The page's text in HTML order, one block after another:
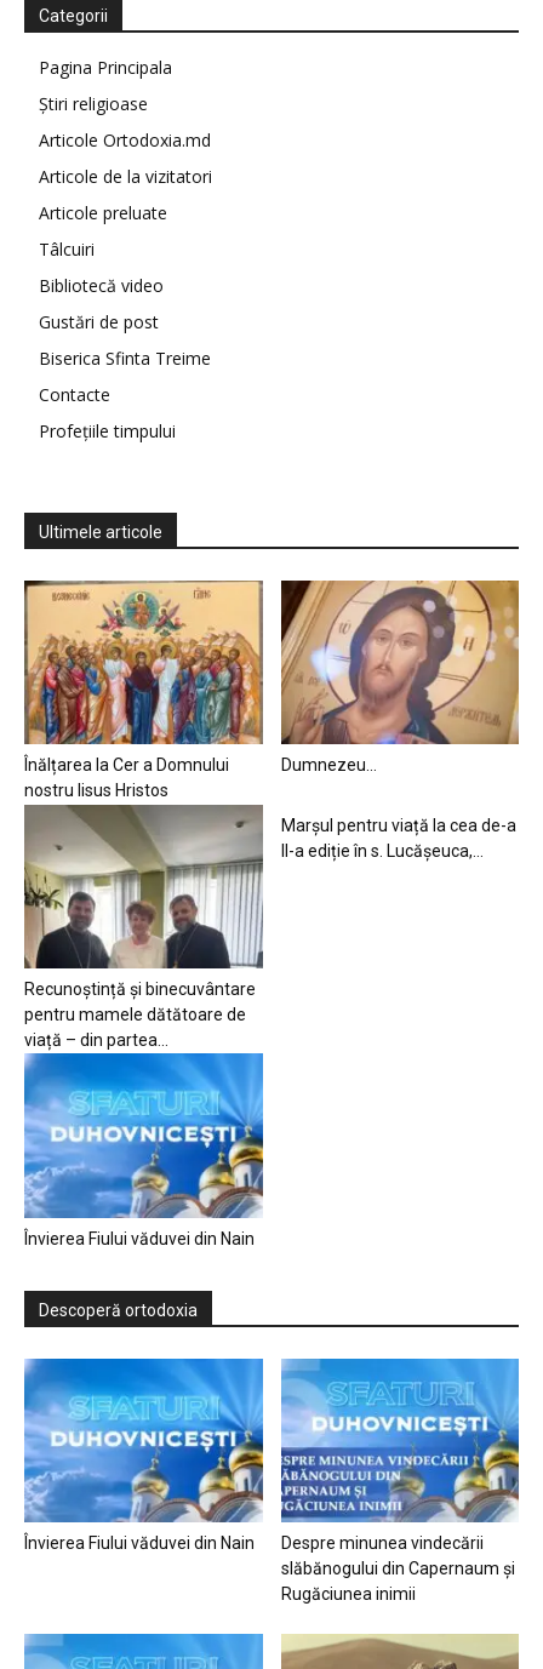
Categorii
Pagina Principala
Știri religioase
Articole Ortodoxia.md
Articole de la vizitatori
Articole preluate
Tâlcuiri
Bibliotecă video
Gustări de post
Biserica Sfinta Treime
Contacte
Profețiile timpului
Ultimele articole
Înălțarea la Cer a Domnului
nostru Iisus Hristos
Dumnezeu…
Recunoștință și binecuvântare
pentru mamele dătătoare de
viață – din partea...
Marșul pentru viață la cea de-a
II-a ediție în s. Lucășeuca,...
Învierea Fiului văduvei din Nain
Descoperă ortodoxia
Învierea Fiului văduvei din Nain
Despre minunea vindecării
slăbănogului din Capernaum și
Rugăciunea inimii